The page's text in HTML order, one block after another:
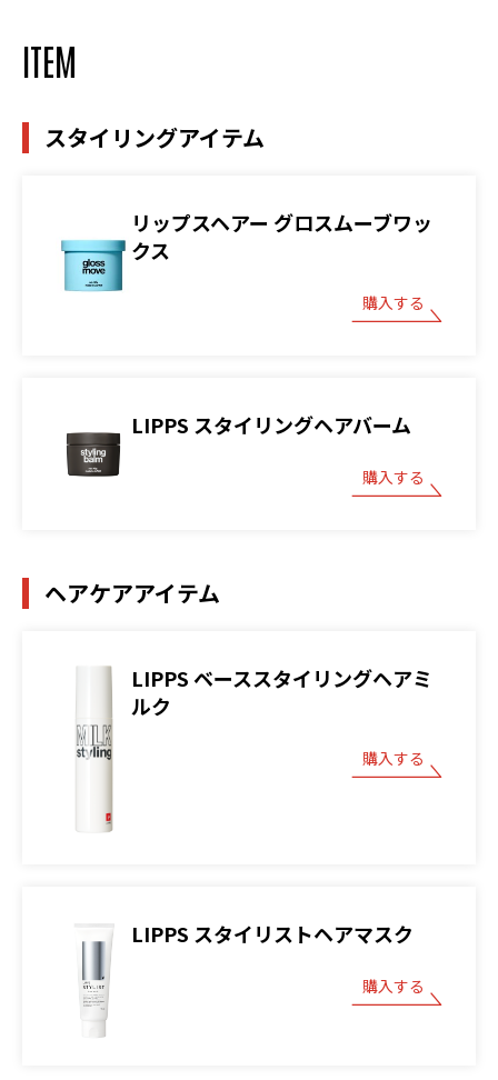
ITEM
スタイリングアイテム
リップスヘアー グロスムーブワッ
クス
購入する
LIPPS スタイリングヘアバーム
購入する
ヘアケアアイテム
LIPPS ベーススタイリングヘアミ
ルク
購入する
LIPPS スタイリストヘアマスク
購入する